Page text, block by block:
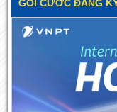
GÓI CƯỚC ĐĂNG